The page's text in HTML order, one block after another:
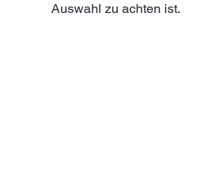
Auswahl zu achten ist.